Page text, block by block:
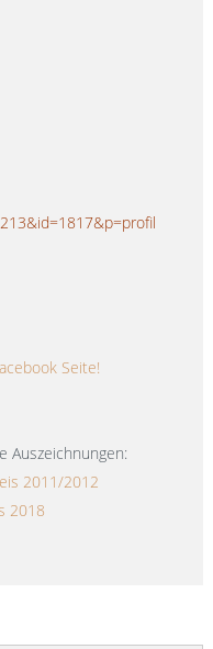
Seite!
Auszeichnungen:
2011/2012
2018